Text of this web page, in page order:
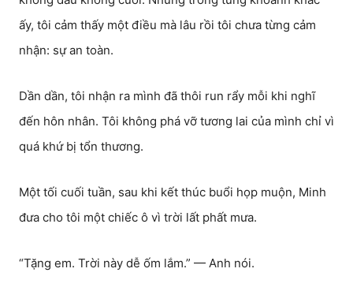
ấy, tôi cảm thấy một điều mà lâu rồi tôi chưa từng cảm
nhận: sự an toàn.
Dần dần, tôi nhận ra mình đã thôi run rẩy mỗi khi nghĩ
đến hôn nhân. Tôi không phá vỡ tương lai của mình chỉ vì
quá khứ bị tổn thương.
Một tối cuối tuần, sau khi kết thúc buổi họp muộn, Minh
đưa cho tôi một chiếc ô vì trời lất phất mưa.
“Tặng em. Trời này dễ ốm lắm.” — Anh nói.